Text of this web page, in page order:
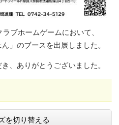
ブホームゲームにおいて、
」のブースを出展しました。
、ありがとうございました。
を切り替える